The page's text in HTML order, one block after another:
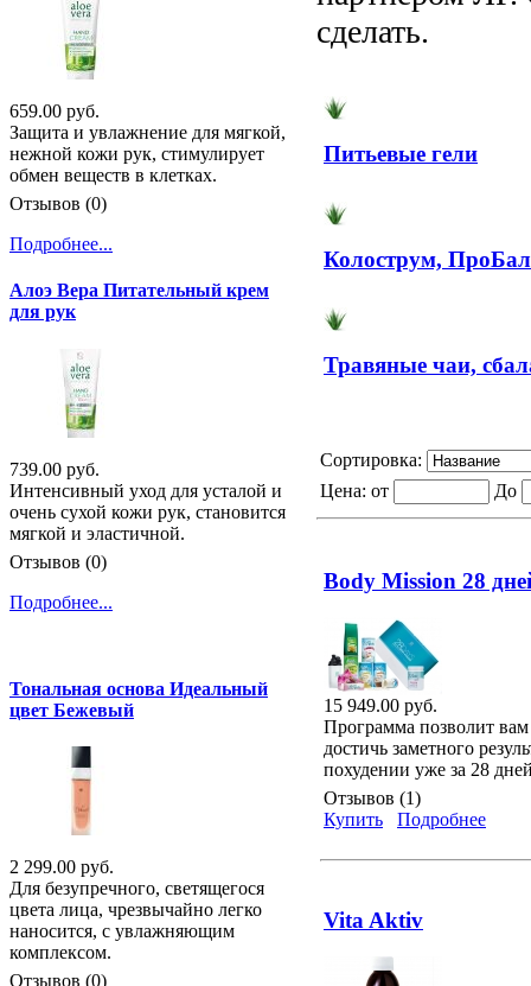
сделать.
Питьевые гели
Колострум,
Травяные чаи,
Сортировка:
Цена: от До
Body Mission 28
15 949.00 руб.
Программа позволит вам
достичь заметного
похудении уже за 28
Отзывов (1)
Купить
Подробнее
Vita Aktiv
659.00 руб.
Защита и увлажнение для мягкой,
нежной кожи рук, стимулирует
обмен веществ в клетках.
Отзывов (0)
Подробнее...
Алоэ Вера Питательный крем
для рук
739.00 руб.
Интенсивный уход для усталой и
очень сухой кожи рук, становится
мягкой и эластичной.
Отзывов (0)
Подробнее...
Тональная основа Идеальный
цвет Бежевый
2 299.00 руб.
Для безупречного, светящегося
цвета лица, чрезвычайно легко
наносится, с увлажняющим
комплексом.
Отзывов (0)